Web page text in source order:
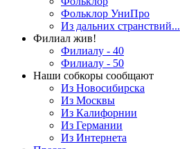
Фольклор УниПро
Из дальних странствий...
Филиал жив!
Филиалу - 40
Филиалу - 50
Наши собкоры сообщают
Из Новосибирска
Из Москвы
Из Калифорнии
Из Германии
Из Интернета